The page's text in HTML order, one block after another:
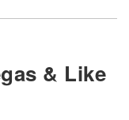
& Like